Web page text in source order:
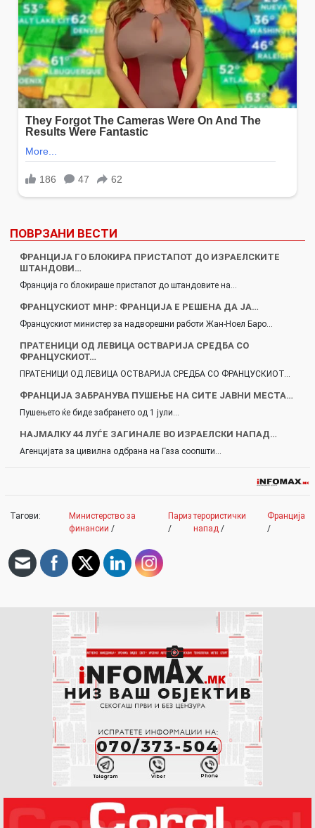
ПОВРЗАНИ ВЕСТИ
ФРАНЦИЈА ГО БЛОКИРА ПРИСТАПОТ ДО ИЗРАЕЛСКИТЕ
ШТАНДОВИ…
Франција го блокираше пристапот до штандовите на…
ФРАНЦУСКИОТ МНР: ФРАНЦИЈА Е РЕШЕНА ДА ЈА…
Францускиот министер за надворешни работи Жан-Ноел Баро…
ПРАТЕНИЦИ ОД ЛЕВИЦА ОСТВАРИЈА СРЕДБА СО
ФРАНЦУСКИОТ…
ПРАТЕНИЦИ ОД ЛЕВИЦА ОСТВАРИЈА СРЕДБА СО ФРАНЦУСКИОТ…
ФРАНЦИЈА ЗАБРАНУВА ПУШЕЊЕ НА СИТЕ ЈАВНИ МЕСТА…
Пушењето ќе биде забрането од 1 јули…
НАЈМАЛКУ 44 ЛУЃЕ ЗАГИНАЛЕ ВО ИЗРАЕЛСКИ НАПАД…
Агенцијата за цивилна одбрана на Газа соопшти…
Тагови:
Министерство за
финансии /
Париз
/
терористички
напад/
Франција
/